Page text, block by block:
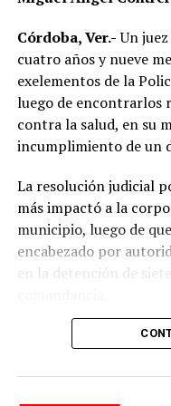
motociclistas a
límites de velocidad y
seguridad entre
temporada de lluvias,
incrementa en las
La circulación en la
minutos mientras se
levantamiento de
Posteriormente, el
normal.
Córdoba, Ver.-Un
cuatro años y nueve
exelementos de la
luego de encontrarlos
contra la salud, en su
incumplimiento de un
La resolución judicial
más impactó a la
municipio, luego de
encabezado por
en la detención de
La intervención se
elementos de la
Secretaría de